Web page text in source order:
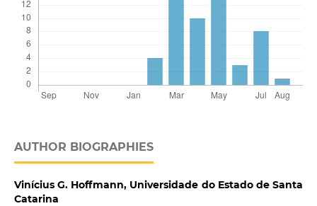
AUTHOR BIOGRAPHIES
Vinícius G. Hoffmann, Universidade do Estado de Santa
Catarina